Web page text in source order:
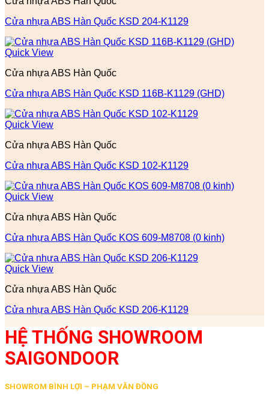
Cửa nhựa ABS Hàn Quốc KSD 204-K1129
Quick View
Cửa nhựa ABS Hàn Quốc
Cửa nhựa ABS Hàn Quốc KSD 116B-K1129 (GHD)
Quick View
Cửa nhựa ABS Hàn Quốc
Cửa nhựa ABS Hàn Quốc KSD 102-K1129
Quick View
Cửa nhựa ABS Hàn Quốc
Cửa nhựa ABS Hàn Quốc KOS 609-M8708 (0 kinh)
Quick View
Cửa nhựa ABS Hàn Quốc
Cửa nhựa ABS Hàn Quốc KSD 206-K1129
HỆ THỐNG SHOWROOM
SAIGONDOOR
SHOWROM BÌNH LỢI – PHẠM VĂN ĐỒNG